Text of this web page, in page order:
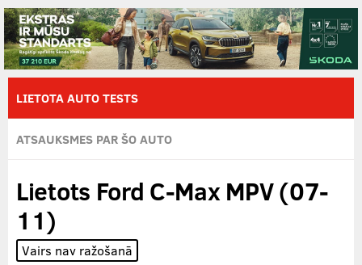
LIETOTA AUTO TESTS
ATSAUKSMES PAR ŠO AUTO
Lietots Ford C-Max MPV (07-
11)
Vairs nav ražošanā